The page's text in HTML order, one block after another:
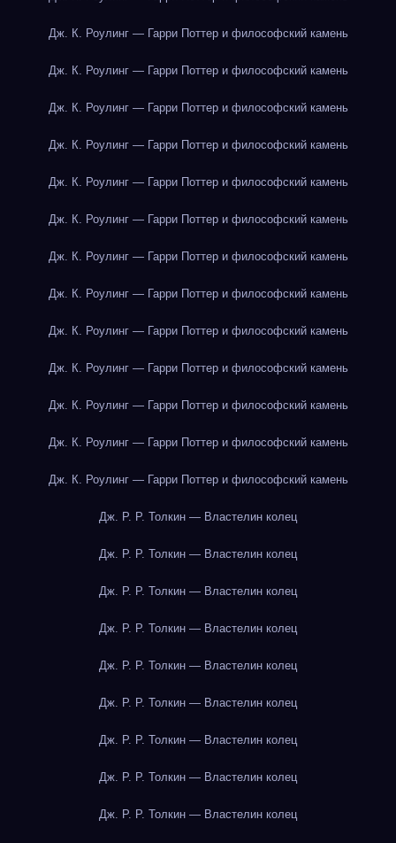
Дж. К. Роулинг — Гарри Поттер и философский камень
Дж. К. Роулинг — Гарри Поттер и философский камень
Дж. К. Роулинг — Гарри Поттер и философский камень
Дж. К. Роулинг — Гарри Поттер и философский камень
Дж. К. Роулинг — Гарри Поттер и философский камень
Дж. К. Роулинг — Гарри Поттер и философский камень
Дж. К. Роулинг — Гарри Поттер и философский камень
Дж. К. Роулинг — Гарри Поттер и философский камень
Дж. К. Роулинг — Гарри Поттер и философский камень
Дж. К. Роулинг — Гарри Поттер и философский камень
Дж. К. Роулинг — Гарри Поттер и философский камень
Дж. К. Роулинг — Гарри Поттер и философский камень
Дж. К. Роулинг — Гарри Поттер и философский камень
Дж. Р. Р. Толкин — Властелин колец
Дж. Р. Р. Толкин — Властелин колец
Дж. Р. Р. Толкин — Властелин колец
Дж. Р. Р. Толкин — Властелин колец
Дж. Р. Р. Толкин — Властелин колец
Дж. Р. Р. Толкин — Властелин колец
Дж. Р. Р. Толкин — Властелин колец
Дж. Р. Р. Толкин — Властелин колец
Дж. Р. Р. Толкин — Властелин колец